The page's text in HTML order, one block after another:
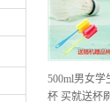
500ml男女
杯 买就送杯